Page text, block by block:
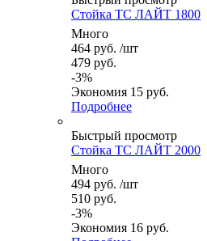
Стойка ТС ЛАЙТ 1800
Много
464 руб. /шт
479 руб.
-3%
Экономия 15 руб.
Подробнее
Быстрый просмотр
Стойка ТС ЛАЙТ 2000
Много
494 руб. /шт
510 руб.
-3%
Экономия 16 руб.